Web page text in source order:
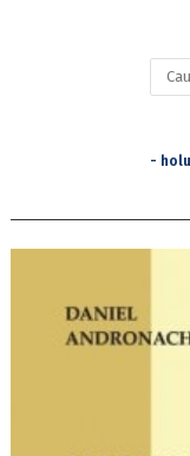
Caută
după:
-